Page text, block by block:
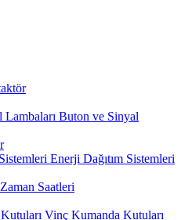
Buton ve Sinyal
Enerji Dağıtım Sistemleri
Zaman Saatleri
Vinç Kumanda Kutuları